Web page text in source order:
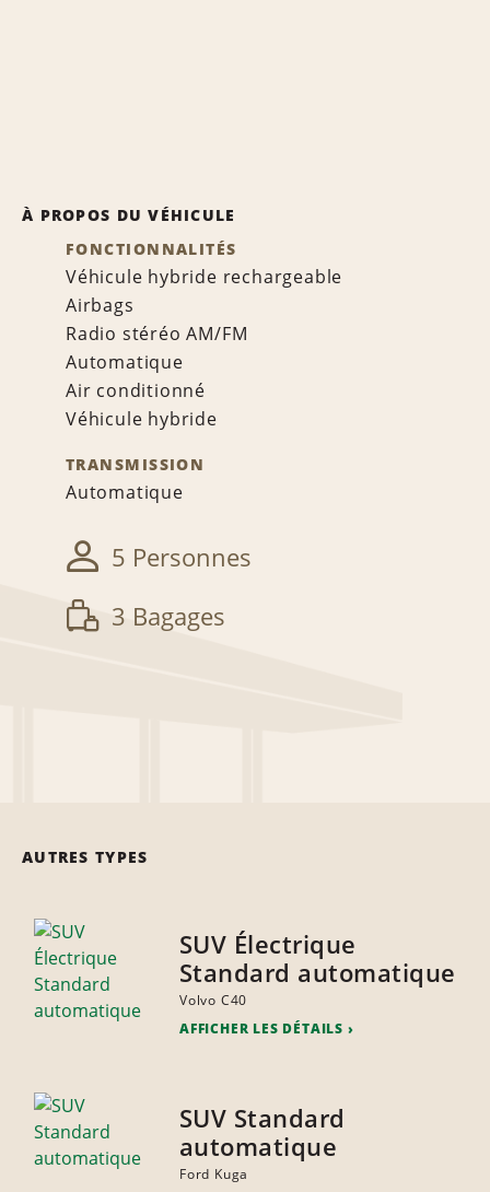
À PROPOS DU VÉHICULE
FONCTIONNALITÉS
Véhicule hybride rechargeable
Airbags
Radio stéréo AM/FM
Automatique
Air conditionné
Véhicule hybride
TRANSMISSION
Automatique
5 Personnes
3 Bagages
AUTRES TYPES
SUV Électrique
Standard automatique
Volvo C40
AFFICHER LES DÉTAILS
SUV Standard
automatique
Ford Kuga